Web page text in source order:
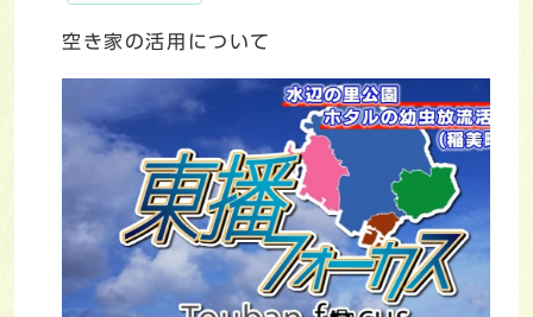
空き家の活用について